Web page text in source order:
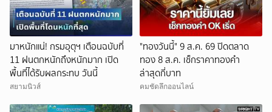
มาหนักแน่! กรมอุตุฯ เตือนฉบับที่
11 ฝนตกหนักถึงหนักมาก เปิด
พื้นที่ได้รับผลกระทบ วันนี้
สยามนิวส์
"ทองวันนี้" 9 ส.ค. 69 ปิดตลาด
ทอง 8 ส.ค. เช็กราคาทองคำ
ล่าสุดกี่บาท
คมชัดลึกออนไลน์